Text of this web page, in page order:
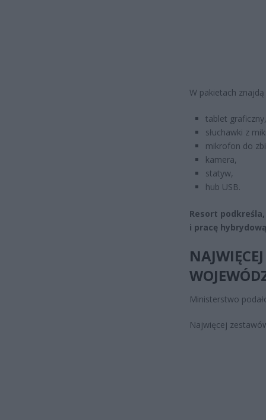
W pakietach znajdą
tablet graficzny,
słuchawki z
mikrofon do
kamera,
statyw,
hub USB.
Resort
i pracę
Ministerstwo
Najwięcej